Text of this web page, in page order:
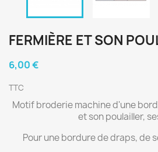
FERMIÈRE ET SON
6,00 €
TTC
Motif broderie machine d'une
et son poulailler,
Pour une bordure de draps, de